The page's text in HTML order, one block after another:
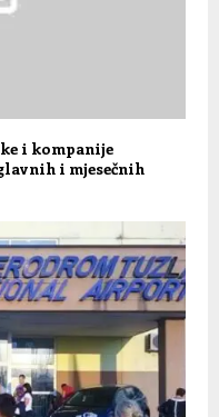
i kompanije
i mjesečnih